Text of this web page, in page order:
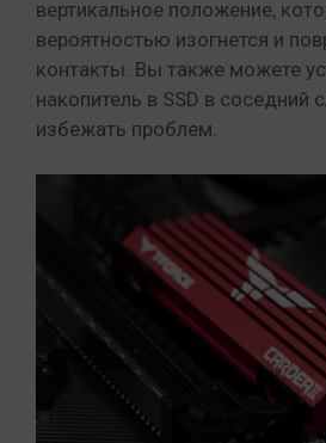
вертикальное положение,
вероятностью изогнется и
контакты. Вы также можете
накопитель в SSD в соседний
избежать проблем.